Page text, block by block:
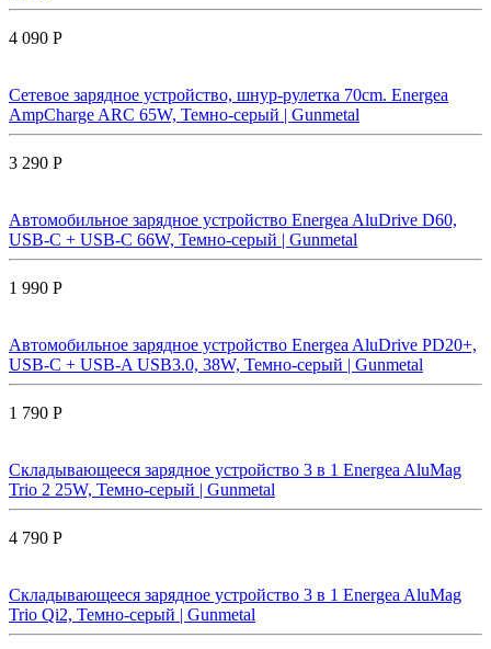
4 090 Р
Сетевое зарядное устройство, шнур-рулетка 70cm. Energea
AmpCharge ARC 65W, Темно-серый | Gunmetal
3 290 Р
Автомобильное зарядное устройство Energea AluDrive D60,
USB-C + USB-С 66W, Темно-серый | Gunmetal
1 990 Р
Автомобильное зарядное устройство Energea AluDrive PD20+,
USB-C + USB-A USB3.0, 38W, Темно-серый | Gunmetal
1 790 Р
Складывающееся зарядное устройство 3 в 1 Energea AluMag
Trio 2 25W, Темно-серый | Gunmetal
4 790 Р
Складывающееся зарядное устройство 3 в 1 Energea AluMag
Trio Qi2, Темно-серый | Gunmetal